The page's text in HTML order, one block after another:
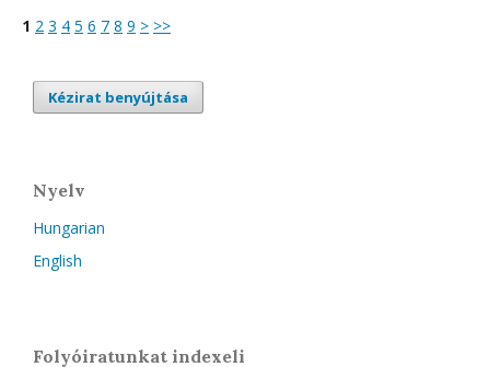
1 2 3 4 5 6 7 8 9 > >>
Kézirat benyújtása
Nyelv
Hungarian
English
Folyóiratunkat indexeli